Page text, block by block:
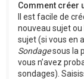
Comment créer
Il est facile de
nouveau sujet
sujet (si vous en
Sondagesous la
vous n’avez
sondages).